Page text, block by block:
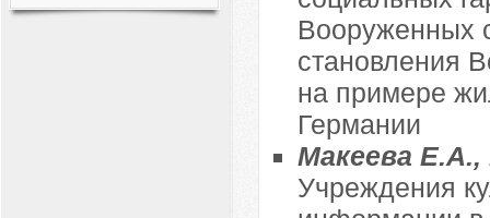
Вооруженных
становления
на примере
Германии
Макеева Е.А.,
Учреждения